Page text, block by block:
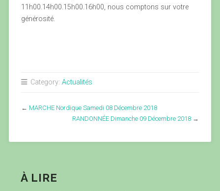
11h00.14h00.15h00.16h00, nous comptons sur votre
générosité.
Category: Actualités
← MARCHE Nordique Samedi 08 Décembre 2018
RANDONNÉE Dimanche 09 Décembre 2018 →
À LIRE